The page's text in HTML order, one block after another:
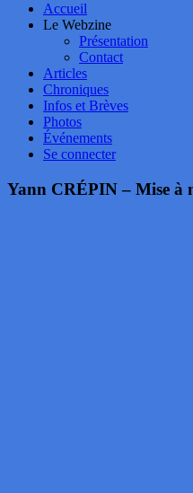
Accueil
Le Webzine
Présentation
Contact
Articles
Chroniques
Infos et Brèves
Photos
Événements
Se connecter
Yann CRÉPIN – Mise à